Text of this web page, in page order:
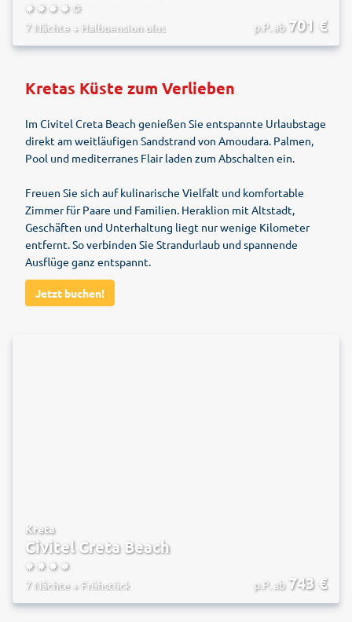
7 Nächte+ Halbpension plus p.P. ab 701 €
Kretas Küste zum Verlieben
Im Civitel Creta Beach genießen Sie entspannte Urlaubstage
direkt am weitläufigen Sandstrand von Amoudara. Palmen,
Pool und mediterranes Flair laden zum Abschalten ein.
Freuen Sie sich auf kulinarische Vielfalt und komfortable
Zimmer für Paare und Familien. Heraklion mit Altstadt,
Geschäften und Unterhaltung liegt nur wenige Kilometer
entfernt. So verbinden Sie Strandurlaub und spannende
Ausflüge ganz entspannt.
Jetzt buchen!
Kreta
Civitel Creta Beach
7 Nächte+ Frühstück p.P. ab 743€